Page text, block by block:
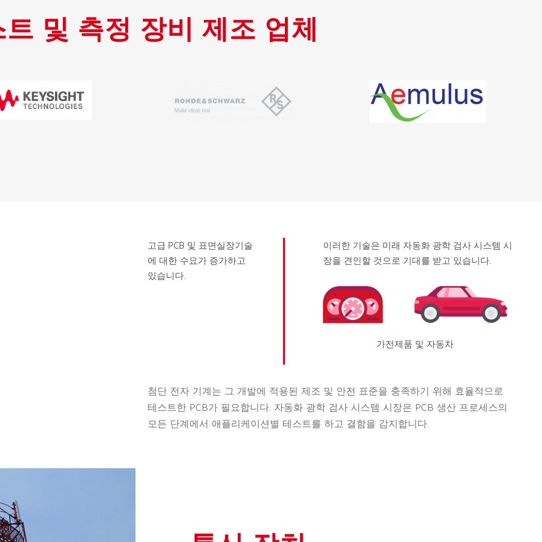
및 측정 장비 제조 업체
고급 PCB 및 표면실장기술
에 대한 수요가 증가하고
있습니다.
이러한 기술은 미래 자동화 광학 검사 시스템 시
장을 견인할 것으로 기대를 받고 있습니다.
가전제품 및 자동차
첨단 전자 기계는 그 개발에 적용된 제조 및 안전 표준을 충족하기 위해 효율적으로
테스트한 PCB가 필요합니다. 자동화 광학 검사 시스템 시장은 PCB 생산 프로세스의
모든 단계에서 애플리케이션별 테스트를 하고 결함을 감지합니다.